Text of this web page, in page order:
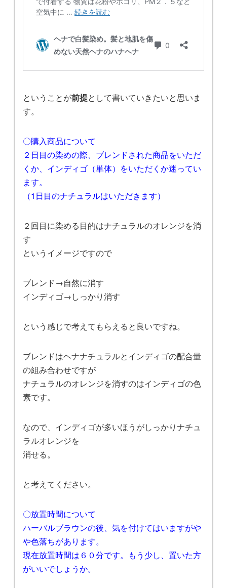
ということが前提として書いていきたいと思いま
す。
〇購入商品について
２日目の染めの際、ブレンドされた商品をいただ
くか、インディゴ（単体）をいただくか迷ってい
ます。
（1日目のナチュラルはいただきます）
２回目に染める目的はナチュラルのオレンジを消
す
というイメージですので
ブレンド→自然に消す
インディゴ→しっかり消す
という感じで考えてもらえると良いですね。
ブレンドはヘナナチュラルとインディゴの配合量
の組み合わせですが
ナチュラルのオレンジを消すのはインディゴの色
素です。
なので、インディゴが多いほうがしっかりナチュ
ラルオレンジを
消せる。
と考えてください。
〇放置時間について
ハーバルブラウンの後、気を付けてはいますがや
や色落ちがあります。
現在放置時間は６０分です。もう少し、置いた方
がいいでしょうか。